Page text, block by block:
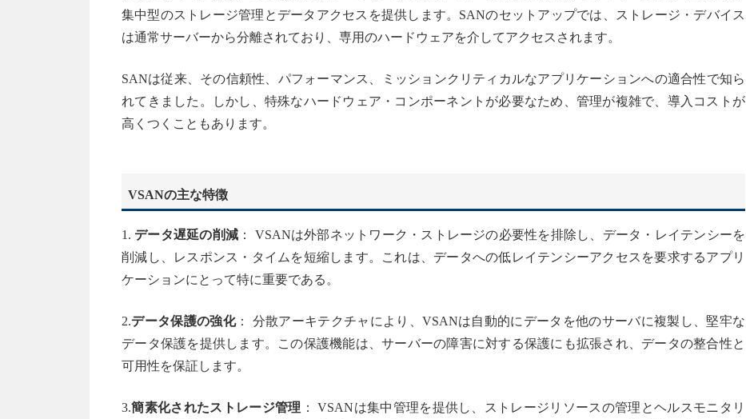
集中型のストレージ管理とデータアクセスを提供します。SANのセットアップでは、ストレージ・デバイス
は通常サーバーから分離されており、専用のハードウェアを介してアクセスされます。
SANは従来、その信頼性、パフォーマンス、ミッションクリティカルなアプリケーションへの適合性で知ら
れてきました。しかし、特殊なハードウェア・コンポーネントが必要なため、管理が複雑で、導入コストが
高くつくこともあります。
VSANの主な特徴
1. データ遅延の削減 ： VSANは外部ネットワーク・ストレージの必要性を排除し、データ・レイテンシーを
削減し、レスポンス・タイムを短縮します。これは、データへの低レイテンシーアクセスを要求するアプリ
ケーションにとって特に重要である。
2.データ保護の強化： 分散アーキテクチャにより、VSANは自動的にデータを他のサーバに複製し、堅牢な
データ保護を提供します。この保護機能は、サーバーの障害に対する保護にも拡張され、データの整合性と
可用性を保証します。
3.簡素化されたストレージ管理 ： VSANは集中管理を提供し、ストレージリソースの管理とヘルスモニタリ